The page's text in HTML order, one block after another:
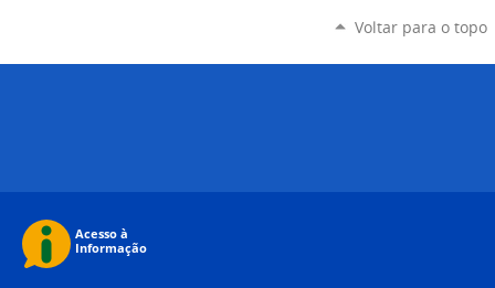
Voltar para o topo